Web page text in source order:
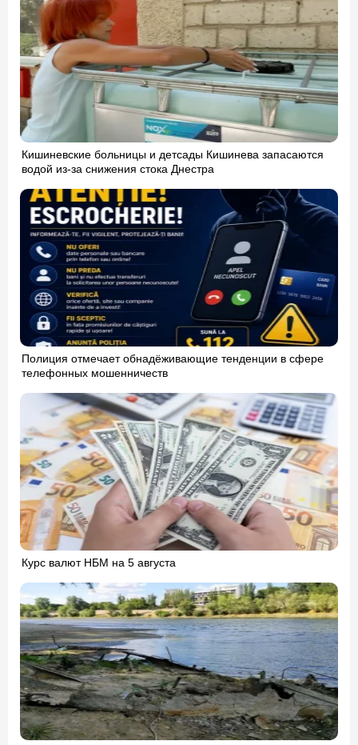
Кишиневские больницы и детсады Кишинева запасаются
водой из-за снижения стока Днестра
Полиция отмечает обнадёживающие тенденции в сфере
телефонных мошенничеств
Курс валют НБМ на 5 августа